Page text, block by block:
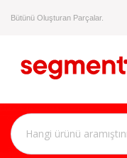
Bütünü Oluşturan Parçalar.